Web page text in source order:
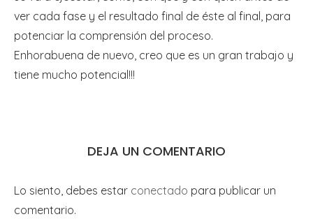
ver cada fase y el resultado final de éste al final, para
potenciar la comprensión del proceso.
Enhorabuena de nuevo, creo que es un gran trabajo y
tiene mucho potencial!!!
DEJA UN COMENTARIO
Lo siento, debes estar conectado para publicar un
comentario.